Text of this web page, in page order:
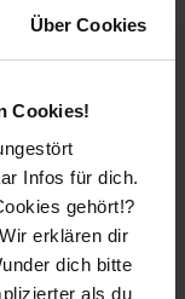
Über Cookies
Cookies!
Infos für dich.
gehört!?
erklären dir
dich bitte
als du